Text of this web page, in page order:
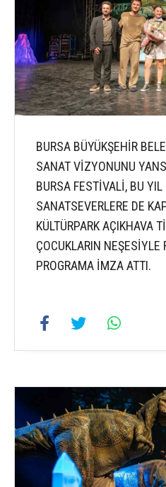
BURSA BÜYÜKŞEHİR
SANAT VİZYONUNU
BURSA FESTİVALİ, BU
SANATSEVERLERE DE
KÜLTÜRPARK AÇIKHAVA
ÇOCUKLARIN NEŞESİYLE
PROGRAMA İMZA ATTI.